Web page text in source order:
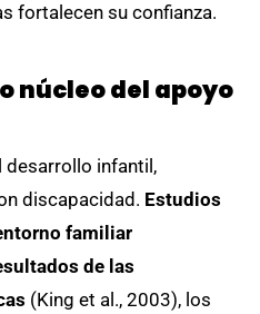
fortalecen su confianza.
núcleo del apoyo
desarrollo infantil,
discapacidad. Estudios
familiar
de las
(King et al., 2003), los